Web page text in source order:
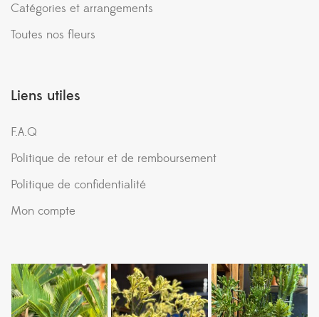
Catégories et arrangements
Toutes nos fleurs
Liens utiles
F.A.Q
Politique de retour et de remboursement
Politique de confidentialité
Mon compte